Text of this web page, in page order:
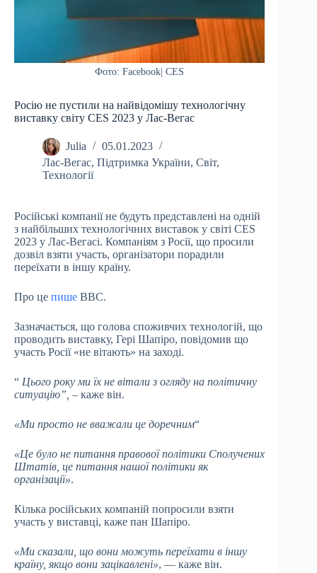
Фото: Facebook| CES
Росію не пустили на найвідомішу технологічну
виставку світу CES 2023 у Лас-Вегас
Julia
05.01.2023
Лас-Вегас, Підтримка України, Світ,
Технології
Російські компанії не будуть представлені на одній
з найбільших технологічних виставок у світі CES
2023 у Лас-Вегасі. Компаніям з Росії, що просили
дозвіл взяти участь, організатори порадили
переїхати в іншу країну.
Про це пише ВВС.
Зазначається, що голова споживчих технологій, що
проводить виставку, Гері Шапіро, повідомив що
участь Росії «не вітають» на заході.
“ Цього року ми їх не вітали з огляду на політичну
ситуацію”, – каже він.
«Ми просто не вважали це доречним“
«Це було не питання правової політики Сполучених
Штатів, це питання нашої політики як
організації».
Кілька російських компаній попросили взяти
участь у виставці, каже пан Шапіро.
«Ми сказали, що вони можуть переїхати в іншу
країну, якщо вони зацікавлені», — каже він.